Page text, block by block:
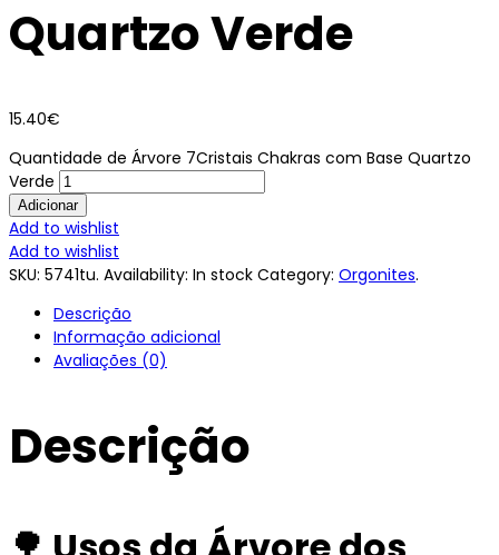
Quartzo Verde
15.40€
Quantidade de Árvore 7Cristais Chakras com Base Quartzo
Verde
Adicionar
Add to wishlist
Add to wishlist
SKU: 5741tu. Availability: In stock Category: Orgonites.
Descrição
Informação adicional
Avaliações (0)
Descrição